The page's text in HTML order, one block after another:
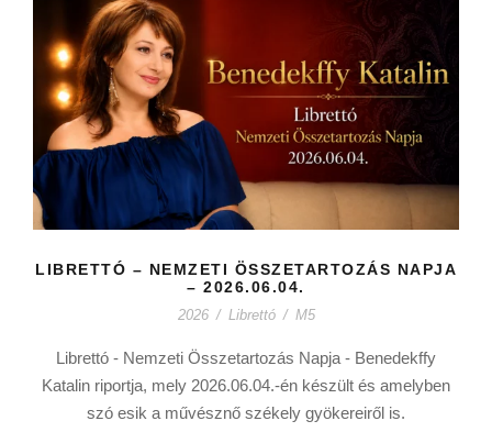
LIBRETTÓ – NEMZETI ÖSSZETARTOZÁS NAPJA
– 2026.06.04.
2026 / Librettó / M5
Librettó - Nemzeti Összetartozás Napja - Benedekffy
Katalin riportja, mely 2026.06.04.-én készült és amelyben
szó esik a művésznő székely gyökereiről is.